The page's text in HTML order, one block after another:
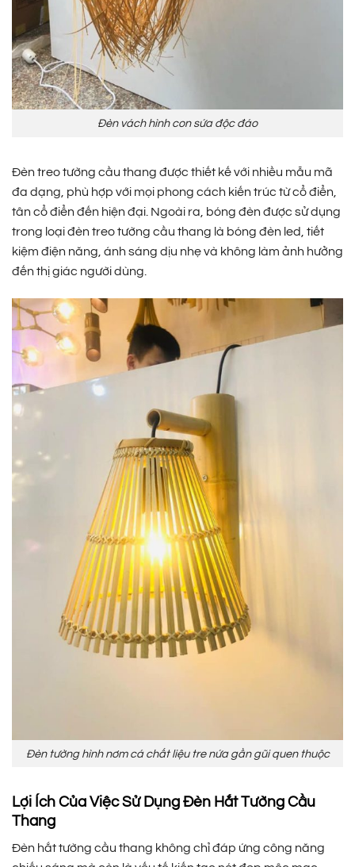
Đèn vách hình con sứa độc đáo
Đèn treo tường cầu thang được thiết kế với nhiều mẫu mã
đa dạng, phù hợp với mọi phong cách kiến trúc từ cổ điển,
tân cổ điển đến hiện đại. Ngoài ra, bóng đèn được sử dụng
trong loại đèn treo tường cầu thang là bóng đèn led, tiết
kiệm điện năng, ánh sáng dịu nhẹ và không làm ảnh hưởng
đến thị giác người dùng.
Đèn tường hình nơm cá chất liệu tre nứa gần gũi quen thuộc
Lợi Ích Của Việc Sử Dụng Đèn Hắt Tường Cầu
Thang
Đèn hắt tường cầu thang không chỉ đáp ứng công năng